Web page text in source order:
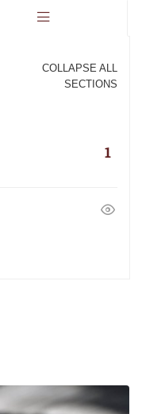
COLLAPSE ALL
SECTIONS
1